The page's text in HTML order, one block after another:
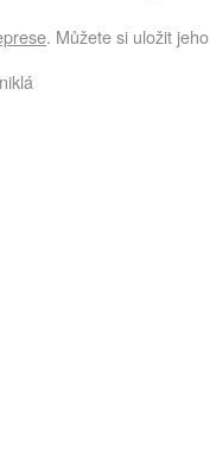
. Můžete si uložit